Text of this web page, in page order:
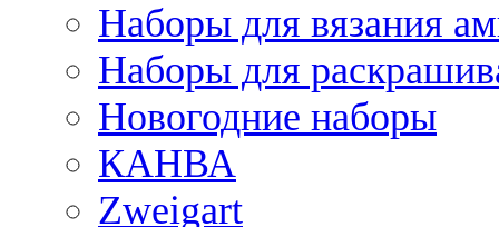
Наборы для вязания
Наборы для
Новогодние наборы
КАНВА
Zweigart